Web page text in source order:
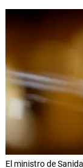
El ministro de